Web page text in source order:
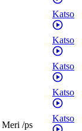
Katso
Katso
Katso
Katso
Meri /ps
Katso